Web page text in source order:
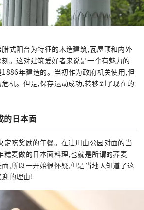
式阳台为特征的木造建筑,瓦屋顶和内外
。这对建筑爱好者来说是一个有魅力的
年建造的。当初作为政府机关使用,但
机。但是,保存运动成功,转移到了现在的
的日本面
定吃奖励的午餐。在辻川山公园对面的当
糕麦做的日本面料理,也就是所谓的荞麦
,所以一开始很怀疑,但是当地人知道了这
的理由!